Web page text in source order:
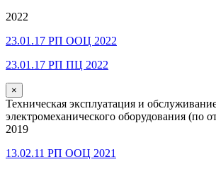
2022
23.01.17 РП ООЦ 2022
23.01.17 РП ПЦ 2022
×
Техническая эксплуатация и
электромеханического оборудования (по
2019
13.02.11 РП ООЦ 2021